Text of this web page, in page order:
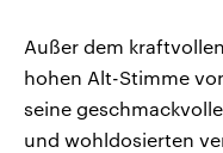
Außer dem
hohen Alt-Stimme
seine
und wohldosierten